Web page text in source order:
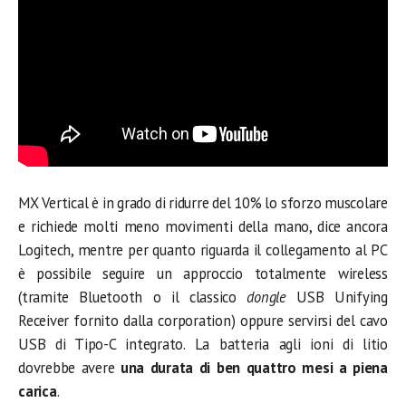
MX Vertical è in grado di ridurre del 10% lo sforzo muscolare
e richiede molti meno movimenti della mano, dice ancora
Logitech, mentre per quanto riguarda il collegamento al PC
è possibile seguire un approccio totalmente wireless
(tramite Bluetooth o il classicodongleUSB Unifying
Receiver fornito dalla corporation) oppure servirsi del cavo
USB di Tipo-C integrato. La batteria agli ioni di litio
dovrebbe avere una durata di ben quattro mesi a piena
carica.